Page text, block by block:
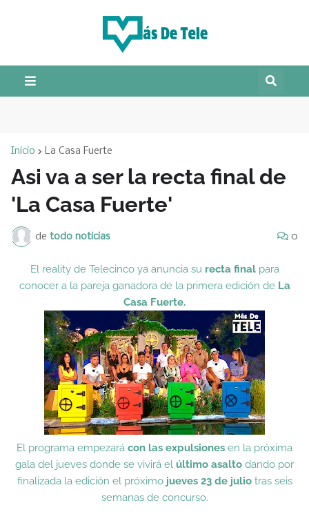
Inicio La Casa Fuerte
Asi va a ser la recta final de
'La Casa Fuerte'
de todo noticias 0
El reality de Telecinco ya anuncia su recta final para
conocer a la pareja ganadora de la primera edición de La
Casa Fuerte.
El programa empezará con las expulsiones en la próxima
gala del jueves donde se vivirá el último asalto dando por
finalizada la edición el próximo jueves 23 de julio tras seis
semanas de concurso.